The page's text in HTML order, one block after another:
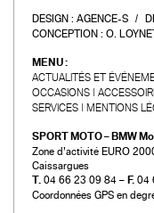
DESIGN : AGENCE-S
CONCEPTION : O.
MENU :
ACTUALITÉS ET
OCCASIONS
SERVICES
MENTIONS
SPORT MOTO – BMW
Zone d’activité EURO
Caissargues
T. 04 66 23 09 84 – F. 04
Coordonnées GPS en